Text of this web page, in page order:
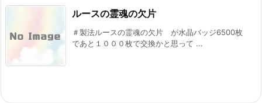
ルースの霊魂の欠片
＃製法ルースの霊魂の欠片 が水晶バッジ6500枚
であと１０００枚で交換かと思って ...